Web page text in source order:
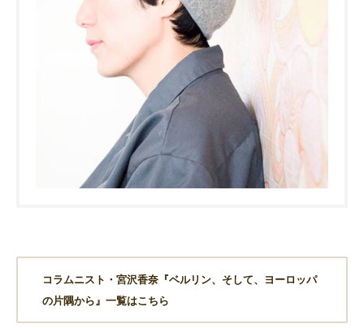
コラムニスト・宮沢香奈『ベルリン、そして、ヨーロッパ
の片隅から』一覧はこちら